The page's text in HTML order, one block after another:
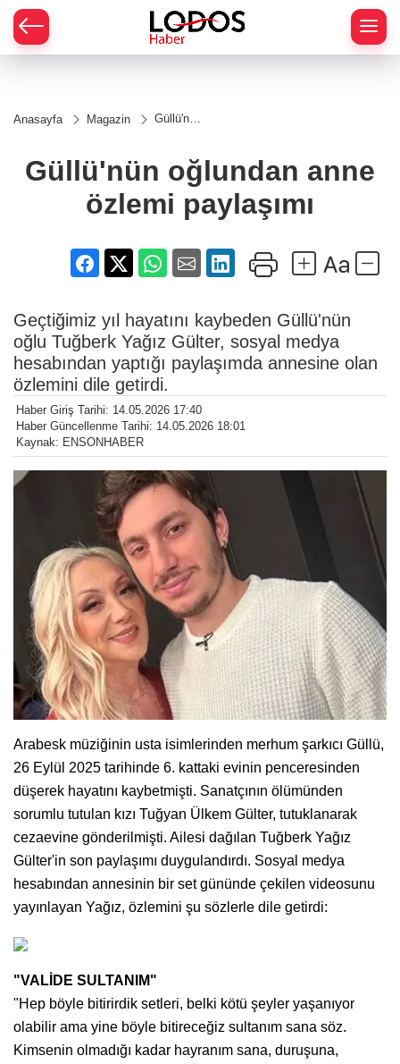
Anasayfa Magazin
Güllü'nün
paylaşımı
Güllü'nün oğlundan anne
özlemi paylaşımı
Geçtiğimiz yıl hayatını kaybeden Güllü'nün
oğlu Tuğberk Yağız Gülter, sosyal medya
hesabından yaptığı paylaşımda annesine olan
özlemini dile getirdi.
Haber Giriş Tarihi: 14.05.2026 17:40
Haber Güncellenme Tarihi: 14.05.2026 18:01
Kaynak: ENSONHABER
Arabesk müziğinin usta isimlerinden merhum şarkıcı Güllü,
26 Eylül 2025 tarihinde 6. kattaki evinin penceresinden
düşerek hayatını kaybetmişti. Sanatçının ölümünden
sorumlu tutulan kızı Tuğyan Ülkem Gülter, tutuklanarak
cezaevine gönderilmişti. Ailesi dağılan Tuğberk Yağız
Gülter'in son paylaşımı duygulandırdı. Sosyal medya
hesabından annesinin bir set gününde çekilen videosunu
yayınlayan Yağız, özlemini şu sözlerle dile getirdi:
"VALİDE SULTANIM"
"Hep böyle bitirirdik setleri, belki kötü şeyler yaşanıyor
olabilir ama yine böyle bitireceğiz sultanım sana söz.
Kimsenin olmadığı kadar hayranım sana, duruşuna,